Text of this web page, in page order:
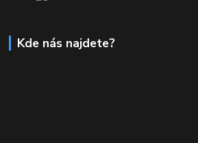
Kde nás najdete?